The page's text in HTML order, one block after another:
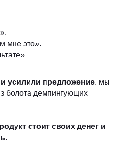
мне это».
и усилили предложение, мы
болота демпингующих
стоит своих денег и